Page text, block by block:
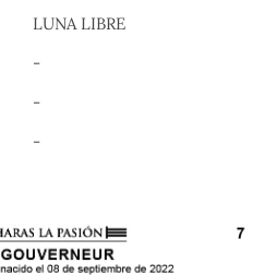
LUNA LIBRE
-
-
-